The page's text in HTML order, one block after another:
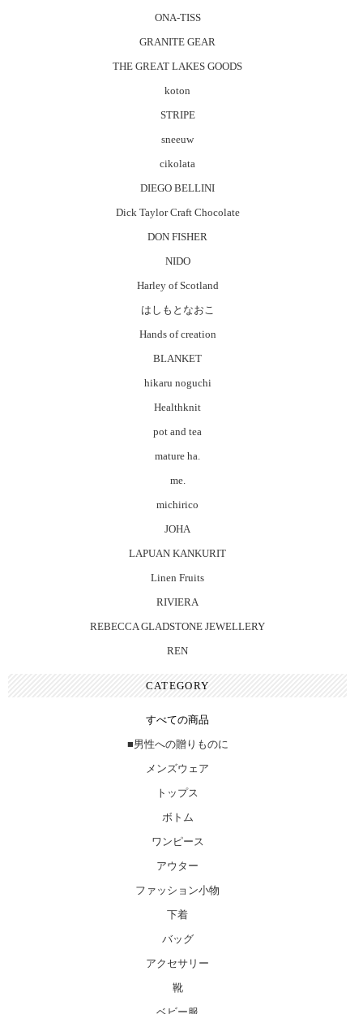
ONA-TISS
GRANITE GEAR
THE GREAT LAKES GOODS
koton
STRIPE
sneeuw
cikolata
DIEGO BELLINI
Dick Taylor Craft Chocolate
DON FISHER
NIDO
Harley of Scotland
はしもとなおこ
Hands of creation
BLANKET
hikaru noguchi
Healthknit
pot and tea
mature ha.
me.
michirico
JOHA
LAPUAN KANKURIT
Linen Fruits
RIVIERA
REBECCA GLADSTONE JEWELLERY
REN
CATEGORY
すべての商品
■男性への贈りものに
メンズウェア
トップス
ボトム
ワンピース
アウター
ファッション小物
下着
バッグ
アクセサリー
靴